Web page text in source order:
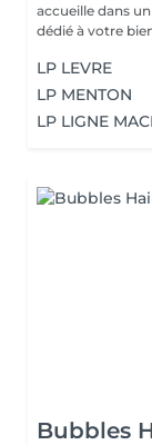
accueille dans
LP LEVRE
LP MENTON
LP LIGNE
Bubbles